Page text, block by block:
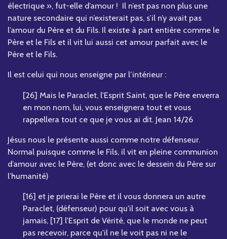
électrique », fut-elle d’amour ! Il n’est pas non plus une
nature secondaire qui n’existerait pas, s’il n’y avait pas
l’amour du Père et du Fils. Il existe à part entière comme le
Père et le Fils et il vit lui aussi cet amour parfait avec le
Père et le Fils.
Il est celui qui nous enseigne par l’intérieur :
[26] Mais le Paraclet, l'Esprit Saint, que le Père enverra
en mon nom, lui, vous enseignera tout et vous
rappellera tout ce que je vous ai dit. Jean 14/26
Jésus nous le présente aussi comme notre défenseur.
Normal puisque comme le Fils, il vit en pleine communion
d’amour avec le Père, (et donc avec le dessein du Père sur
l’humanité)
[16] et je prierai le Père et il vous donnera un autre
Paraclet, (défenseur) pour qu'il soit avec vous à
jamais, [17] l'Esprit de Vérité, que le monde ne peut
pas recevoir, parce qu'il ne le voit pas ni ne le